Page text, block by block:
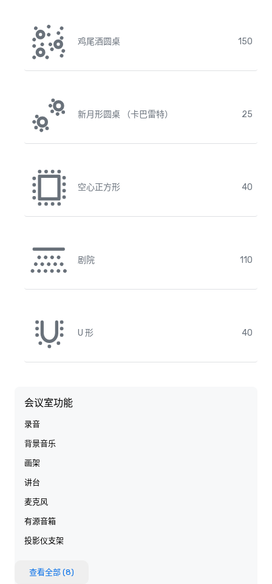
鸡尾酒圆桌 150
新月形圆桌 （卡巴雷特） 25
空心正方形 40
剧院 110
U 形 40
会议室功能
录音
背景音乐
画架
讲台
麦克风
有源音箱
投影仪支架
查看全部 (8)